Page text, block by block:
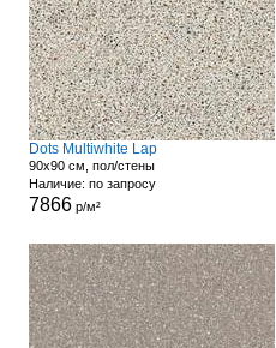
Dots Multiwhite Lap
90x90 см, пол/стены
Наличие: по запросу
7866р/м²